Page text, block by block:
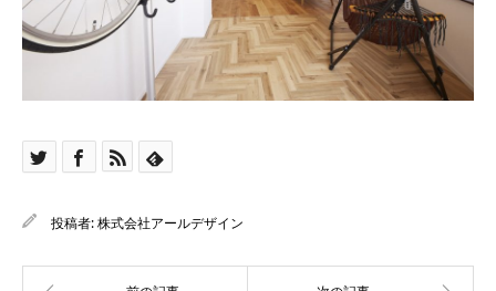
投稿者:株式会社アールデザイン